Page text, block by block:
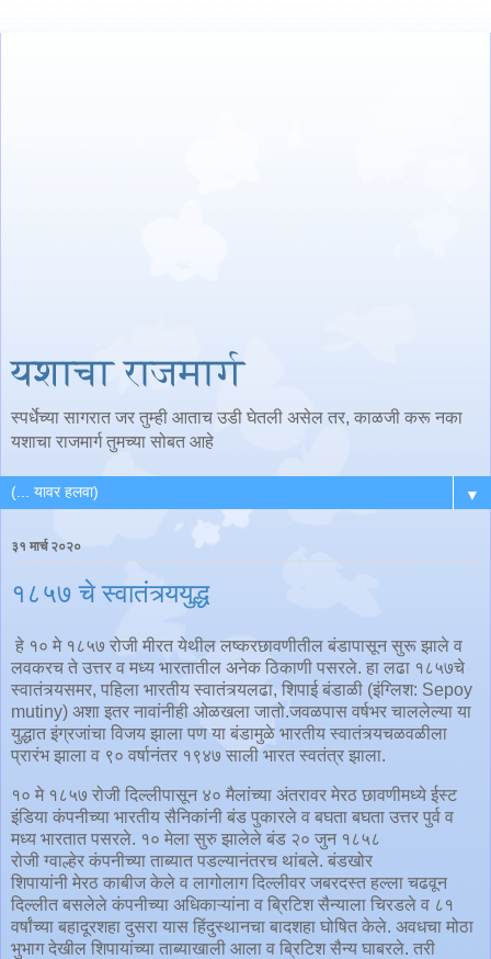
यशाचा राजमार्ग
स्पर्धेच्या सागरात जर तुम्ही आताच उडी घेतली असेल तर, काळजी करू नका
यशाचा राजमार्ग तुमच्या सोबत आहे
▼
३१ मार्च २०२०
१८५७ चे स्वातंत्र्ययुद्ध
हे १० मे १८५७ रोजी मीरत येथील लष्करछावणीतील बंडापासून सुरू झाले व
लवकरच ते उत्तर व मध्य भारतातील अनेक ठिकाणी पसरले. हा लढा १८५७चे
स्वातंत्र्यसमर, पहिला भारतीय स्वातंत्र्यलढा, शिपाई बंडाळी (इंग्लिश: Sepoy
mutiny) अशा इतर नावांनीही ओळखला जातो.जवळपास वर्षभर चाललेल्या या
युद्धात इंग्रजांचा विजय झाला पण या बंडामुळे भारतीय स्वातंत्र्यचळवळीला
प्रारंभ झाला व ९० वर्षानंतर १९४७ साली भारत स्वतंत्र झाला.
१० मे १८५७ रोजी दिल्लीपासून ४० मैलांच्या अंतरावर मेरठ छावणीमध्ये ईस्ट
इंडिया कंपनीच्या भारतीय सैनिकांनी बंड पुकारले व बघता बघता उत्तर पुर्व व
मध्य भारतात पसरले. १० मेला सुरु झालेले बंड २० जुन १८५८
रोजी ग्वाल्हेर कंपनीच्या ताब्यात पडल्यानंतरच थांबले. बंडखोर
शिपायांनी मेरठ काबीज केले व लागोलाग दिल्लीवर जबरदस्त हल्ला चढवून
दिल्लीत बसलेले कंपनीच्या अधिकाऱ्यांना व ब्रिटिश सैन्याला चिरडले व ८१
वर्षांच्या बहादूरशहा दुसरा यास हिंदुस्थानचा बादशहा घोषित केले. अवधचा मोठा
भुभाग देखील शिपायांच्या ताब्याखाली आला व ब्रिटिश सैन्य घाबरले. तरी